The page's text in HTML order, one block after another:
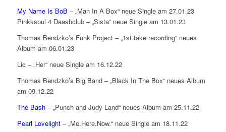
My Name Is BoB – „Man In A Box“ neue Single am 27.01.23
Pinkksoul 4 Daashclub – „Sista“ neue Single am 13.01.23
Thomas Bendzko’s Funk Project – „1st take recording“ neues
Album am 06.01.23
Lic – „Her“ neue Single am 16.12.22
Thomas Bendzko’s Big Band – „Black In The Box“ neues Album
am 09.12.22
The Bash– „Punch and Judy Land“ neues Album am 25.11.22
Pearl Lovelight– „Me.Here.Now.“ neue Single am 18.11.22